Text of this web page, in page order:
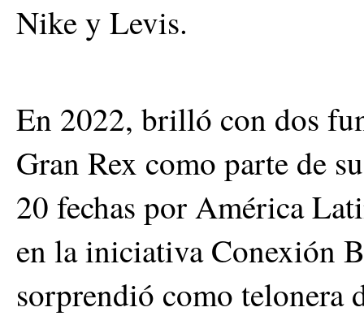
Nike y Levis.
En 2022, brilló con dos
Gran Rex como parte de
20 fechas por América
en la iniciativa Conexión
sorprendió como telonera